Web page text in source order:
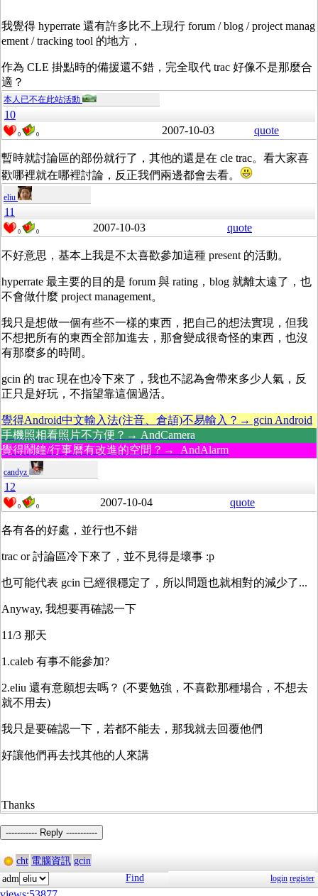
我覺得 hyperrate 還有許多比不上現行 forum / blog / project manag
ement / tracking tool 的地方，
作為 CLE 掛點時的備援還不錯，完全取代 trac 好像不是那麼合
適？
本人已不在此站活動
10
0 0 2007-10-03 quote
暫時就討論區的部份就行了，其他的還是在 cle trac。看大家喜
歡哪裡就在哪裡討論，反正我們兩邊都會去看。
eliu
11
0 0 2007-10-03 quote
不好意思，基本上我是不太喜歡參加這種 present 的活動。
hyperrate 最主要的目的是 forum 與 rating，blog 就離太遠了，也
不會做什麼 project management。
我只是想做一個有些不一樣的東西，把自己的想法實現，但我
不想把所有的東西全部加進去，那會變成很奇怪的東西，也沒
有那麼多的時間。
gcin 的 trac 現在也冷下來了，我也不認為會帶來多少人氣，反
正只是好玩，不指望靠這個過活。
覺得Android中文輸入法(注音、倉頡)不易輸入？→ gcin Android
手機照相看照片不方便？→ AndCamera
覺得鬧鐘/行事曆有改進的空間？→ AndAlarm
candyz
12
0 0 2007-10-04 quote
各有各的好處，並行也不錯
trac or 討論區冷下來了，並不見得是壞事 :p
也可能代表 gcin 已經很穩定了，所以問題也就相對的減少了...
Anyway, 我想要再確認一下
11/3 那天
1.caleb 有事不能參加?
2.eliu 還有意願想去嗎？ (不要勉強，不喜歡那種場合，不想去
就不用去)
我只是要確認一下，若都不能去，那我就去回覆他們
好讓他們再去找其他的人來講
Thanks
----------- Reply -----------
cht 電腦資訊 gcin
adm
Find login register